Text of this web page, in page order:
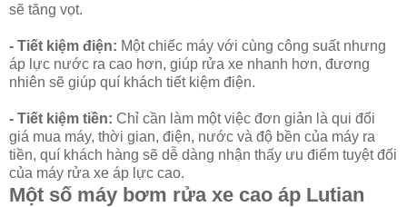
sẽ tăng vọt.
- Tiết kiệm điện: Một chiếc máy với cùng công suất nhưng
áp lực nước ra cao hơn, giúp rửa xe nhanh hơn, đương
nhiên sẽ giúp quí khách tiết kiệm điện.
- Tiết kiệm tiền: Chỉ cần làm một việc đơn giản là qui đổi
giá mua máy, thời gian, điện, nước và độ bền của máy ra
tiền, quí khách hàng sẽ dễ dàng nhận thấy ưu điểm tuyệt đối
của máy rửa xe áp lực cao.
Một số máy bơm rửa xe cao áp Lutian